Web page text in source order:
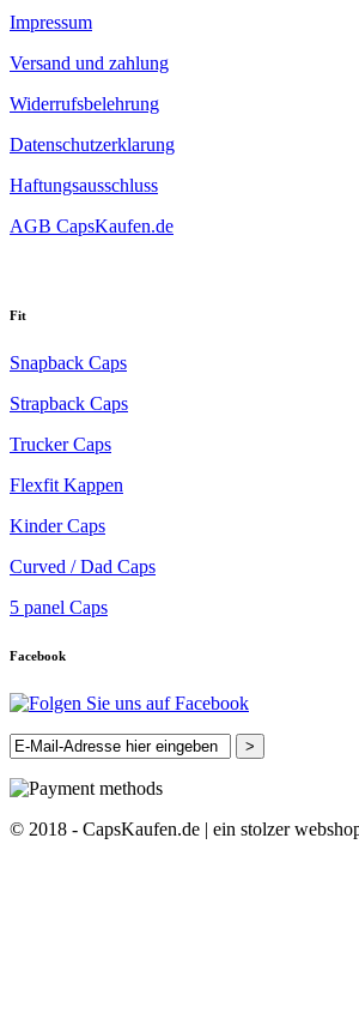
Impressum
Versand und zahlung
Widerrufsbelehrung
Datenschutzerklarung
Haftungsausschluss
AGB CapsKaufen.de
Fit
Snapback Caps
Strapback Caps
Trucker Caps
Flexfit Kappen
Kinder Caps
Curved / Dad Caps
5 panel Caps
Facebook
>
© 2018 - CapsKaufen.de | ein stolzer